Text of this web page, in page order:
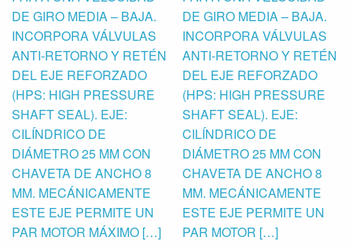
DE GIRO MEDIA – BAJA.
INCORPORA VÁLVULAS
ANTI-RETORNO Y RETÉN
DEL EJE REFORZADO
(HPS: HIGH PRESSURE
SHAFT SEAL). EJE:
CILÍNDRICO DE
DIÁMETRO 25 MM CON
CHAVETA DE ANCHO 8
MM. MECÁNICAMENTE
ESTE EJE PERMITE UN
PAR MOTOR MÁXIMO […]
DE GIRO MEDIA – BAJA.
INCORPORA VÁLVULAS
ANTI-RETORNO Y RETÉN
DEL EJE REFORZADO
(HPS: HIGH PRESSURE
SHAFT SEAL). EJE:
CILÍNDRICO DE
DIÁMETRO 25 MM CON
CHAVETA DE ANCHO 8
MM. MECÁNICAMENTE
ESTE EJE PERMITE UN
PAR MOTOR […]